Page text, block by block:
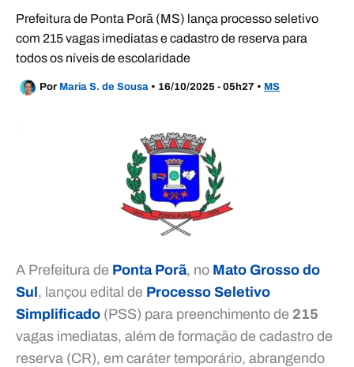
Prefeitura de Ponta Porã (MS) lança processo seletivo
com 215 vagas imediatas e cadastro de reserva para
todos os níveis de escolaridade
Por Maria S. de Sousa • 16/10/2025 - 05h27 • MS
A Prefeitura de Ponta Porã, no Mato Grosso do
Sul, lançou edital de Processo Seletivo
Simplificado (PSS) para preenchimento de 215
vagas imediatas, além de formação de cadastro de
reserva (CR), em caráter temporário, abrangendo